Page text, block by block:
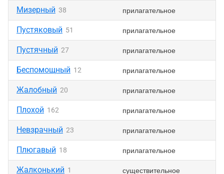
Мизерный 38 прилагательное
Пустяковый 51 прилагательное
Пустячный 27 прилагательное
Беспомощный 12 прилагательное
Жалобный 20 прилагательное
Плохой 162 прилагательное
Невзрачный 23 прилагательное
Плюгавый 18 прилагательное
Жалконький 1 существительное